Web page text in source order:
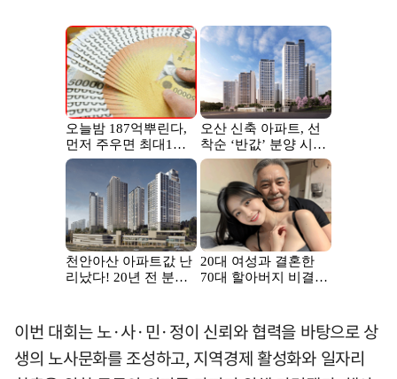
이번 대회는 노·사·민·정이 신뢰와 협력을 바탕으로 상
생의 노사문화를 조성하고, 지역경제 활성화와 일자리